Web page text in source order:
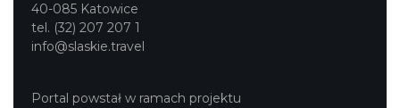
40-085 Katowice
tel. (32) 207 207 1
info@slaskie.travel
Portal powstał w ramach projektu